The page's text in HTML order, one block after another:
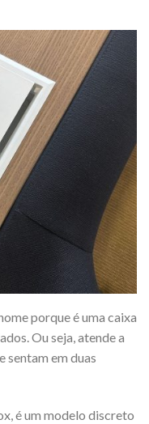
porque é uma caixa
Ou seja, atende a
sentam em duas
é um modelo discreto